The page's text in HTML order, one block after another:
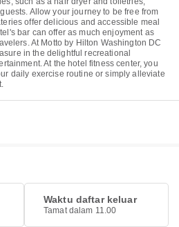
Allow your journey to be free from
offer delicious and accessible meal
bar can offer as much enjoyment as
At Motto by Hilton Washington DC
in the delightful recreational
At the hotel fitness center, you
daily exercise routine or simply alleviate
Waktu daftar keluar
Tamat dalam 11.00